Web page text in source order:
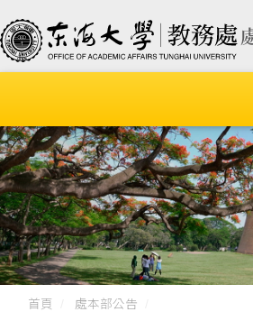
首頁 處本部公告